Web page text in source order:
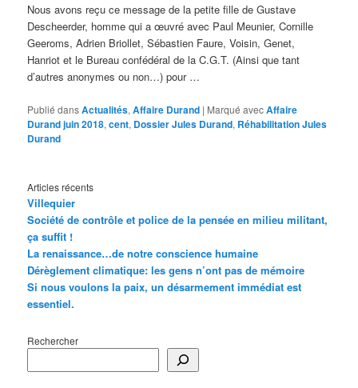
Nous avons reçu ce message de la petite fille de Gustave
Descheerder, homme qui a œuvré avec Paul Meunier, Cornille
Geeroms, Adrien Briollet, Sébastien Faure, Voisin, Genet,
Hanriot et le Bureau confédéral de la C.G.T. (Ainsi que tant
d’autres anonymes ou non…) pour …
Publié dansActualités,Affaire Durand | Marqué avecAffaire
Durand juin 2018,cent, Dossier Jules Durand, Réhabilitation Jules
Durand
Articles récents
Villequier
Société de contrôle et police de la pensée en milieu militant,
ça suffit !
La renaissance…de notre conscience humaine
Dérèglement climatique: les gens n’ont pas de mémoire
Si nous voulons la paix, un désarmement immédiat est
essentiel.
Rechercher